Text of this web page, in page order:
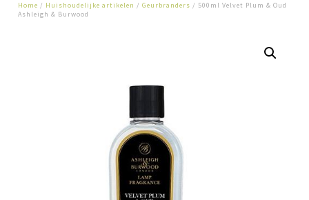
Home / Huishoudelijke artikelen /Geurbranders / 500ml Velvet Plum & Oud
Ashleigh & Burwood